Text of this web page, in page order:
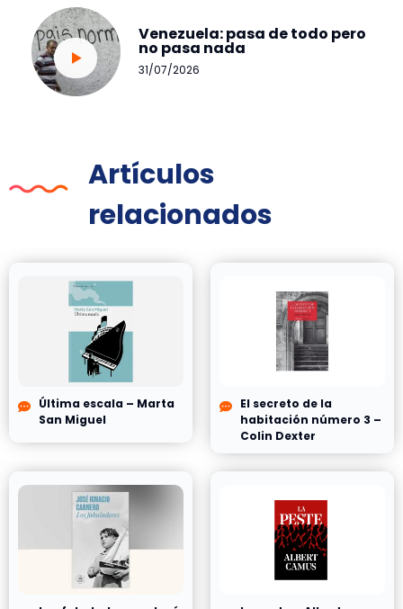
Venezuela: pasa de todo pero
no pasa nada
31/07/2026
Artículos
relacionados
Última escala – Marta
San Miguel
El secreto de la
habitación número 3 –
Colin Dexter